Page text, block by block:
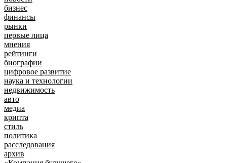
бизнес
финансы
рынки
первые лица
мнения
рейтинги
биографии
цифровое развитие
наука и технологии
недвижимость
авто
медиа
крипта
стиль
политика
расследования
архив